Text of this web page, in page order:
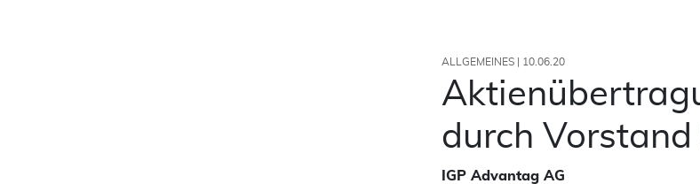
ALLGEMEINES | 10.06.20
durch
IGP Advantag AG